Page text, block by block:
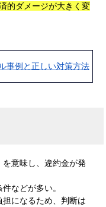
的ダメージが大きく変
事例と正しい対策方法
意味し、違約金が発
などが多い。
になるため、判断は